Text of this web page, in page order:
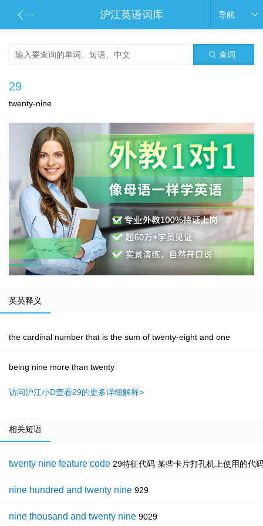
沪江英语词库 导航
查词
29
twenty-nine
英英释义
the cardinal number that is the sum of twenty-eight and one
being nine more than twenty
访问沪江小D查看29的更多详细解释>
相关短语
twenty nine feature code 29特征代码 某些卡片打孔机上使用的代
nine hundred and twenty nine 929
nine thousand and twenty nine 9029